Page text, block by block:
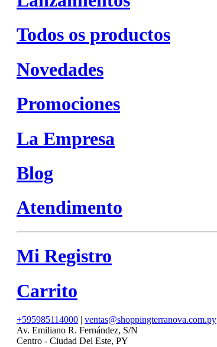
Todos os productos
Novedades
Promociones
La Empresa
Blog
Atendimento
Mi Registro
Carrito
+595985114000 | ventas@shoppingterranova.com.py
Av. Emiliano R. Fernández, S/N
Centro - Ciudad Del Este, PY